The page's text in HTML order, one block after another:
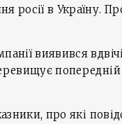
росії в Україну.
виявився
про які